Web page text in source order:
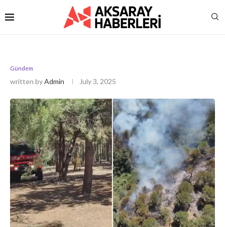
Gündem
written byAdmin July 3, 2025